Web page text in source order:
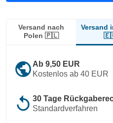
Versand nach
Polen 🇵🇱
Versand
public Ab 9,50 EUR
Kostenlos ab 40 EUR
replay 30 Tage
Standardverfahren